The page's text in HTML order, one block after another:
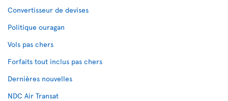
Convertisseur de devises
Politique ouragan
Vols pas chers
Forfaits tout inclus pas chers
Dernières nouvelles
NDC Air Transat